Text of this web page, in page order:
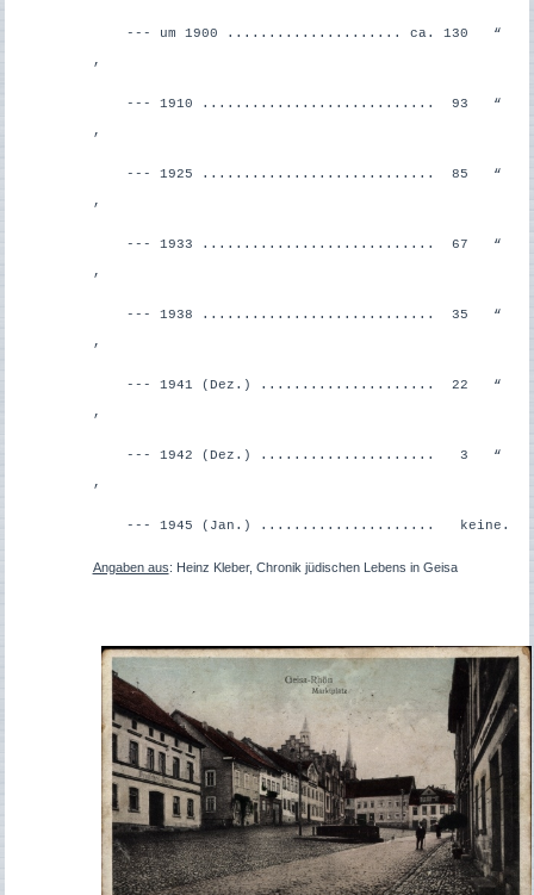
--- um 1900 ..................... ca. 130 “
,
--- 1910 ............................ 93 “
,
--- 1925 ............................ 85 “
,
--- 1933 ............................ 67 “
,
--- 1938 ............................ 35 “
,
--- 1941 (Dez.) ..................... 22 “
,
--- 1942 (Dez.) ..................... 3 “
,
--- 1945 (Jan.) ..................... keine.
Angaben aus: Heinz Kleber, Chronik jüdischen Lebens in Geisa